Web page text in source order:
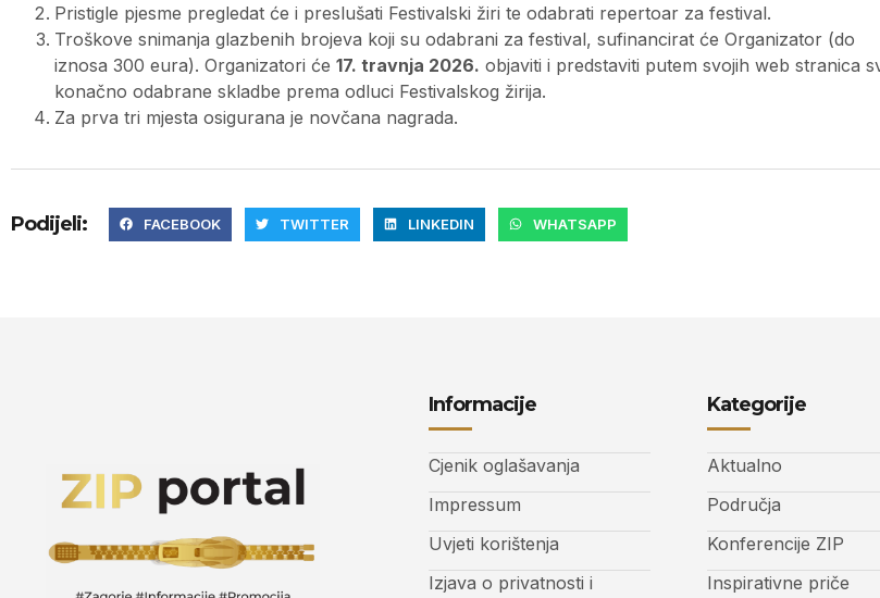
Pristigle pjesme pregledat će i preslušati Festivalski žiri te odabrati repertoar za festival.
Troškove snimanja glazbenih brojeva koji su odabrani za festival, sufinancirat će Organizator (do
iznosa 300 eura). Organizatori će 17. travnja 2026. objaviti i predstaviti putem svojih web stranica
konačno odabrane skladbe prema odluci Festivalskog žirija.
Za prva tri mjesta osigurana je novčana nagrada.
Podijeli: FACEBOOK TWITTER LINKEDIN WHATSAPP
Informacije
Cjenik oglašavanja
Impressum
Uvjeti korištenja
Izjava o privatnosti i
Kategorije
Aktualno
Područja
Konferencije ZIP
Inspirativne priče